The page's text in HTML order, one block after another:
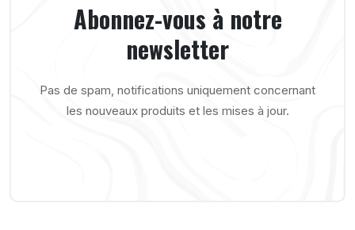
Abonnez-vous à notre
newsletter
Pas de spam, notifications uniquement concernant
les nouveaux produits et les mises à jour.